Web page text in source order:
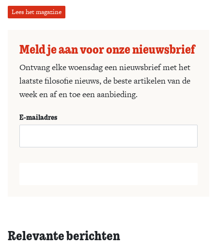
Lees het magazine
Meld je aan voor onze nieuwsbrief
Ontvang elke woensdag een nieuwsbrief met het
laatste filosofie nieuws, de beste artikelen van de
week en af en toe een aanbieding.
E-mailadres
Relevante berichten